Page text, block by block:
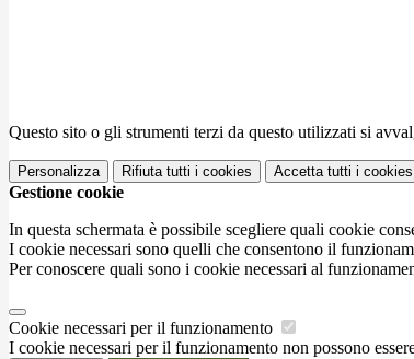
Questo sito o gli strumenti terzi da questo utilizzati si
Personalizza Rifiuta tutti i cookies Accetta tutti i cookies
Gestione cookie
In questa schermata è possibile scegliere quali cookie
I cookie necessari sono quelli che consentono il
Per conoscere quali sono i cookie necessari al
Cookie necessari per il funzionamento
I cookie necessari per il funzionamento non possono